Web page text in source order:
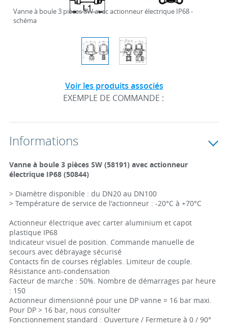
Vanne à boule 3 pièces SW avec actionneur électrique IP68 -
schéma
Voir les produits associés
EXEMPLE DE COMMANDE :
Informations
Vanne à boule 3 pièces SW (58191) avec actionneur
électrique IP68 (50844)
> Diamètre disponible : du DN20 au DN100
> Température de service de l'actionneur : -20°C à +70°C
Actionneur électrique avec carter aluminium et capot
plastique IP68
Indicateur visuel de position. Commande manuelle de
secours avec débrayage sécurisé
Contacts fin de courses réglables. Limiteur de couple.
Résistance anti-condensation
Facteur de marche : 50%. Nombre de démarrages par heure
: 150
Actionneur dimensionné pour une DP vanne = 16 bar maxi.
Pour DP > 16 bar, nous consulter
Fonctionnement standard : Ouverture / Fermeture à 0 / 90°